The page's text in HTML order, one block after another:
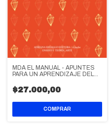
MDA EL MANUAL - APUNTES
PARA UN APRENDIZAJE DEL
$27.000,00